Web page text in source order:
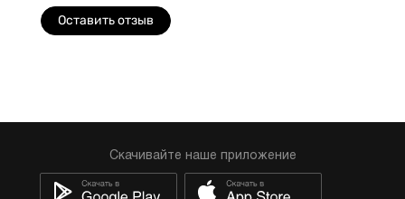
Оставить отзыв
Скачивайте наше приложение